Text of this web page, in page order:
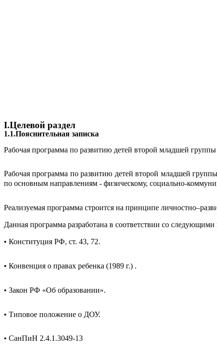
I.Целевой раздел
1.1.Пояснительная записка
Рабочая программа по развитию детей второй младшей
Рабочая программа по развитию детей второй младшей
по основным направлениям - физическому, социально-
Реализуемая программа строится на принципе
Данная программа разработана в соответствии со
• Конституция РФ, ст. 43, 72.
• Конвенция о правах ребенка (1989 г.) .
• Закон РФ «Об образовании».
• Типовое положение о ДОУ.
• СанПиН 2.4.1.3049-13